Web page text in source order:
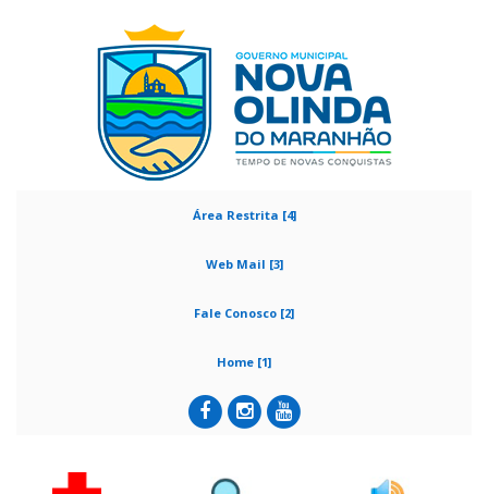
Área Restrita [4]
Web Mail [3]
Fale Conosco [2]
Home [1]